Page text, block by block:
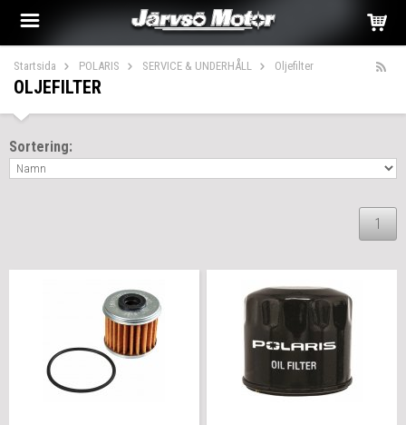
Startsida POLARIS SERVICE & UNDERHÅLL Oljefilter
OLJEFILTER
Sortering:
1